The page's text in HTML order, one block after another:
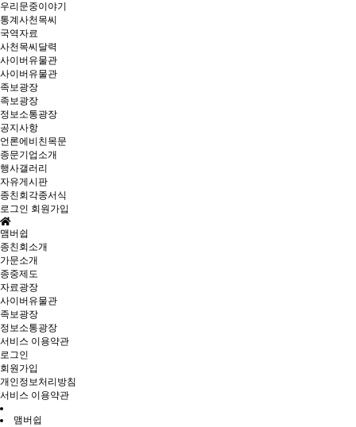
우리문중이야기
통계사천목씨
국역자료
사천목씨달력
사이버유물관
사이버유물관
족보광장
족보광장
정보소통광장
공지사항
언론에비친목문
종문기업소개
행사갤러리
자유게시판
종친회각종서식
로그인 회원가입
맴버쉽
종친회소개
가문소개
종중제도
자료광장
사이버유물관
족보광장
정보소통광장
서비스 이용약관
로그인
회원가입
개인정보처리방침
서비스 이용약관
맴버쉽